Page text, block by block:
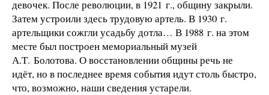
девочек. После революции, в 1921 г., общину закрыли.
Затем устроили здесь трудовую артель. В 1930 г.
артельщики сожгли усадьбу дотла… В 1988 г. на этом
месте был построен мемориальный музей
А.Т. Болотова. О восстановлении общины речь не
идёт, но в последнее время события идут столь быстро,
что, возможно, наши сведения устарели.